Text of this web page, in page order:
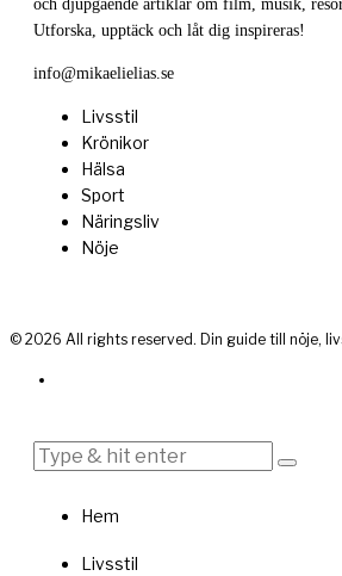
och djupgående artiklar om film, musik,
Utforska, upptäck och låt dig inspireras!
info@mikaelielias.se
Livsstil
Krönikor
Hälsa
Sport
Näringsliv
Nöje
© 2026 All rights reserved. Din guide till nöje,
Hem
Livsstil